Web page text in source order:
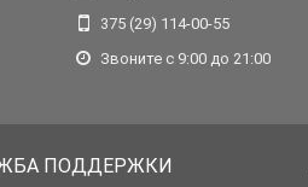
375 (29) 114-00-55
Звоните с 9:00 до 21:00
ПОДДЕРЖКИ